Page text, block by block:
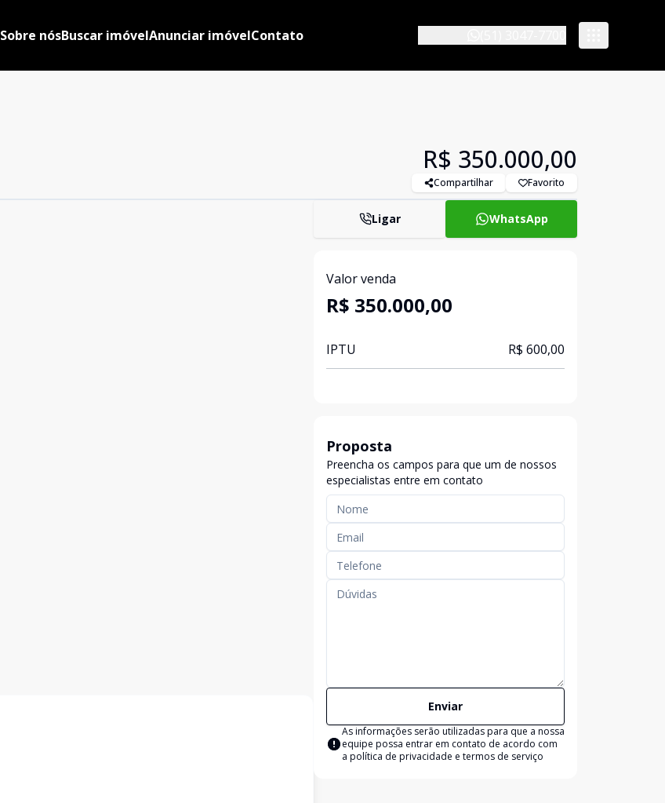
Sobre nósBuscar imóvelAnunciar imóvelContato
R$ 350.000,00
Compartilhar Favorito
Ligar WhatsApp
Valor venda
R$ 350.000,00
IPTU R$ 600,00
Proposta
Preencha os campos para que um de nossos
especialistas entre em contato
Enviar
As informações serão utilizadas para que a nossa
equipe possa entrar em contato de acordo com
a política de privacidade e termos de serviço